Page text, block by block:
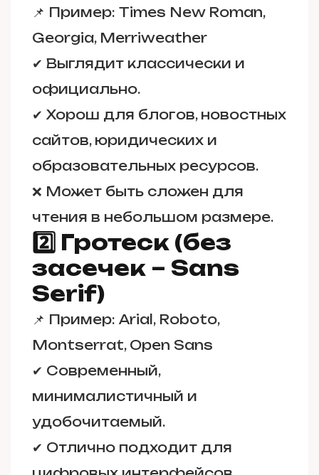
📌 Пример: Times New Roman,
Georgia, Merriweather
✔ Выглядит классически и
официально.
✔ Хорош для блогов, новостных
сайтов, юридических и
образовательных ресурсов.
❌ Может быть сложен для
чтения в небольшом размере.
2️⃣ Гротеск (без
засечек – Sans
Serif)
📌 Пример: Arial, Roboto,
Montserrat, Open Sans
✔ Современный,
минималистичный и
удобочитаемый.
✔ Отлично подходит для